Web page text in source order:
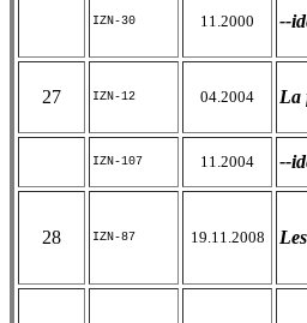
IZN-30 11.2000 --
27 IZN-12 04.2004 La
IZN-107 11.2004 --
28 IZN-87 19.11.2008